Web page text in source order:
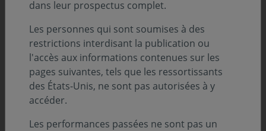
différence.
dans leur prospectus complet.
Les personnes qui sont soumises à des
restrictions interdisant la publication ou
l'accès aux informations contenues sur les
pages suivantes, tels que les ressortissants
des États-Unis, ne sont pas autorisées à y
accéder.
Les performances passées ne sont pas un